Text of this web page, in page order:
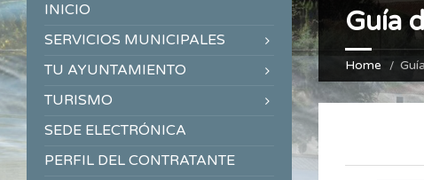
Guía
Home
INICIO
SERVICIOS MUNICIPALES
TU AYUNTAMIENTO
TURISMO
SEDE ELECTRÓNICA
PERFIL DEL CONTRATANTE